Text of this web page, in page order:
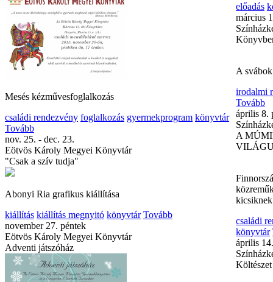
Mesés kézművesfoglalkozás
családi rendezvény foglalkozás gyermekprogram könyvtár
Tovább
nov. 25. - dec. 23.
Eötvös Károly Megyei Könyvtár
"Csak a szív tudja"
Abonyi Ria grafikus kiállítása
kiállítás kiállítás megnyitó könyvtár Tovább
november 27. péntek
Eötvös Károly Megyei Könyvtár
Adventi játszóház
előadás
március
A
irodalmi
Tovább
április 8.
A
családi
könyvtár
április